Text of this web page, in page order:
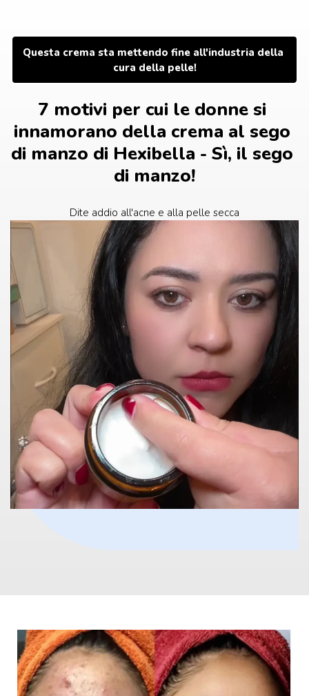
Questa crema sta mettendo fine all'industria della
cura della pelle!
7 motivi per cui le donne si
innamorano della crema al sego
di manzo di Hexibella - Sì, il sego
di manzo!
Dite addio all'acne e alla pelle secca